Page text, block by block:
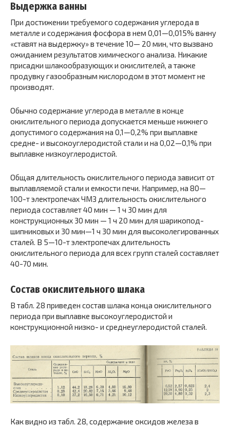
Выдержка ванны
При достижении требуемого содер­жания углерода в
металле и содержания фосфора в нем 0,01—0,015% ванну
«ставят на выдержку» в течение 10— 20 мин, что вызвано
ожиданием результатов химическо­го анализа. Никакие
присадки шлакообразующих и окис­лителей, а также
продувку газообразным кислородом в этот момент не
производят.
Обычно содержание углерода в металле в конце
окислительного периода допускается меньше нижнего
допустимого содержания на 0,1—0,2% при выплавке
средне- и высокоуглеродистой стали и на 0,02—0,1% при
выплавке низкоуглеродистой.
Общая длительность окислительного периода зави­сит от
выплавляемой стали и емкости печи. Например, на 80—
100-т электропечах ЧМЗ длительность окисли­тельного
периода составляет 40 мин — 1 ч 30 мин для
конструкционных 30 мин — 1 ч 20 мин для шарикопод­
шипниковых и 30 мин—1 ч 30 мин для высоколегирован­ных
сталей. В 5—10-т электропечах длительность
окислительного периода для всех групп сталей составляет
40-70 мин.
Состав окислительного шлака
В табл. 28 приведен состав шлака конца окислительного
периода при выплав­ке высокоуглеродистой и
конструкционной низко- и среднеуглеродистой сталей.
Как видно из табл. 28, содержание оксидов железа в